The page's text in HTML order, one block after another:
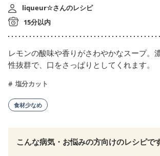
liqueur☆さんのレシピ
15分以内
レモンの酸味や香りがさわやかなスープ。
性抜群で、口をさっぱりとしてくれます。
塩分カット
食材少なめ
こんな病気・お悩みの方向けのレシピで